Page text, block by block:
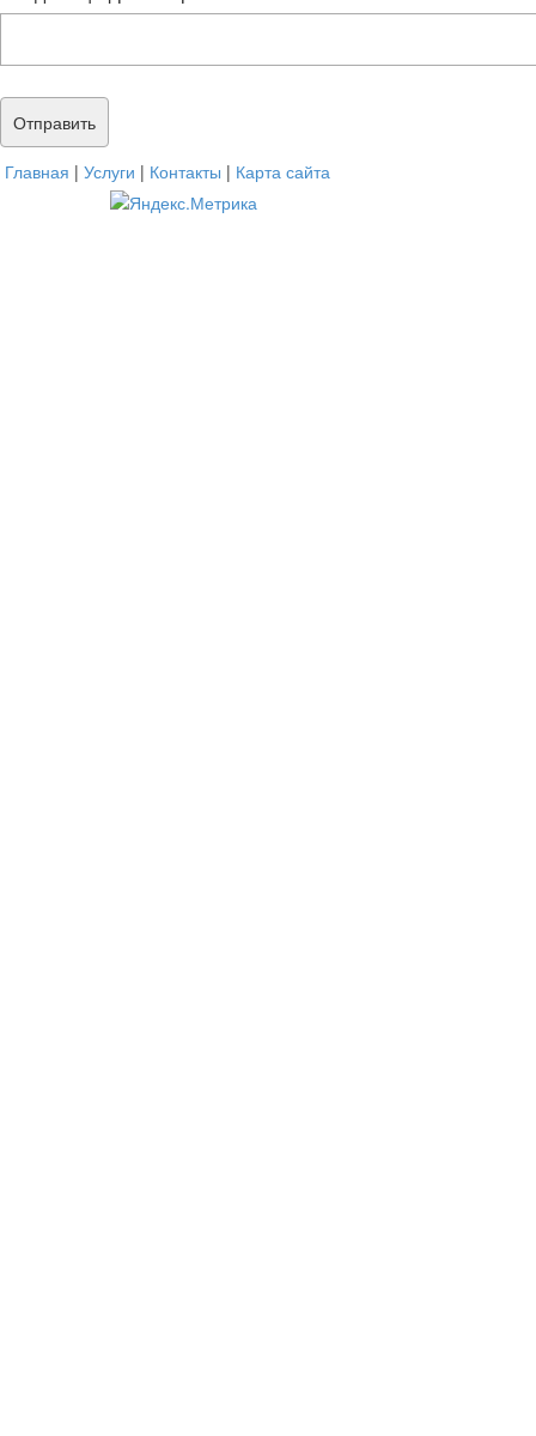
Главная | Услуги | Контакты | Карта сайта